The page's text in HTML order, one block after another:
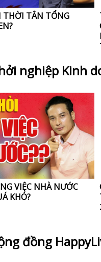
TÂN TỔNG
nghiệp Kinh
VIỆC NHÀ NƯỚC
KHÓ?
đồng